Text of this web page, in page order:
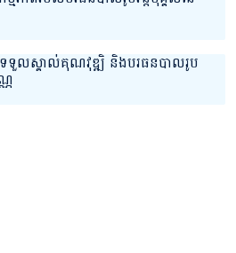
លស្គាល់គុណវុឌ្ឍិ និងបរធនបាលរូប
ណ